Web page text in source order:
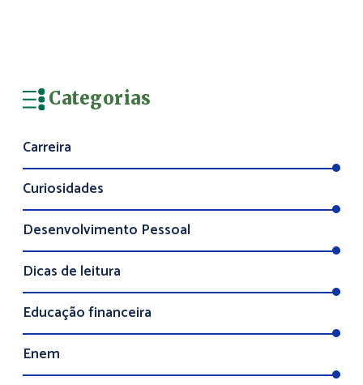
Categorias
Carreira
Curiosidades
Desenvolvimento Pessoal
Dicas de leitura
Educação financeira
Enem